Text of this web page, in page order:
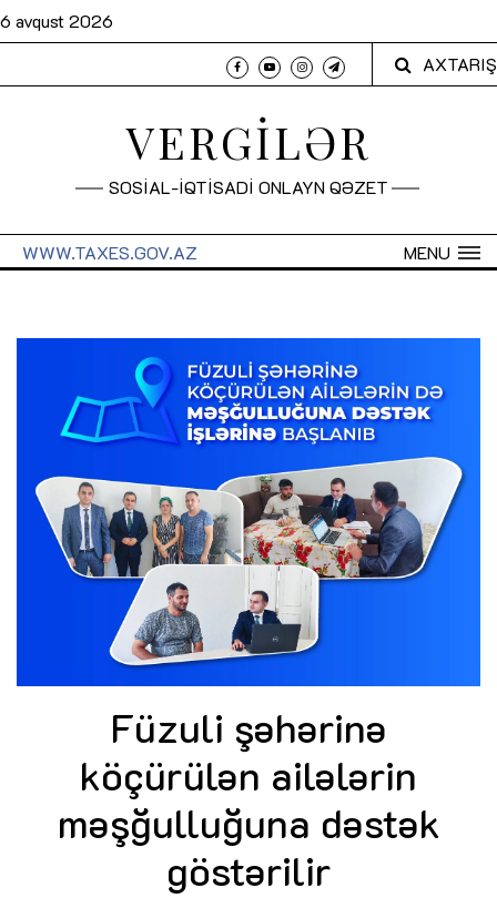
6 avqust 2026
AXTARIŞ
VERGİLƏR
SOSİAL-İQTİSADİ ONLAYN QƏZET
MENU
WWW.TAXES.GOV.AZ
Füzuli şəhərinə
köçürülən ailələrin
məşğulluğuna dəstək
göstərilir